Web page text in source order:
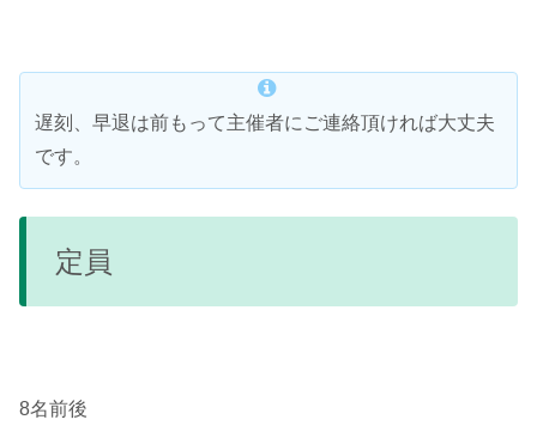
遅刻、早退は前もって主催者にご連絡頂ければ大丈夫
です。
定員
8名前後